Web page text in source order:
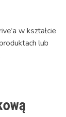
w kształcie
lub